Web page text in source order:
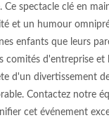
Ce spectacle clé en
et un humour
enfants que leurs
comités d'entreprise et
d'un divertissement
Contactez notre
cet événement